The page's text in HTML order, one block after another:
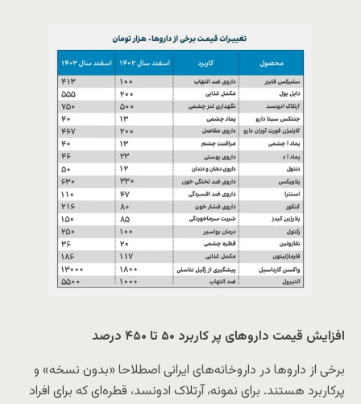
افزایش قیمت داروهای پر کاربرد ۵۰ تا ۴۵۰ درصد
برخی از داروها در داروخانه‌های ایرانی اصطلاحا «بدون نسخه» و
پرکاربرد هستند. برای نمونه، آرتلاک ادونسد، قطره‌ای که برای افراد